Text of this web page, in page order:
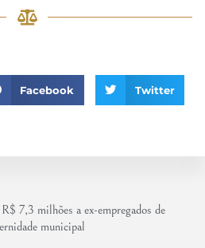
7,3 milhões a ex-empregados de
municipal
Facebook Twitter